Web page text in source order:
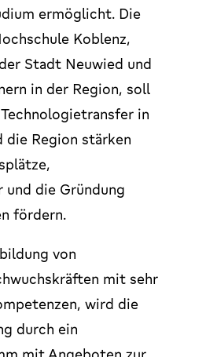
ermöglicht. Die
Koblenz,
Stadt Neuwied und
in der Region, soll
in
Region stärken
die Gründung
fördern.
von
mit sehr
wird die
durch ein